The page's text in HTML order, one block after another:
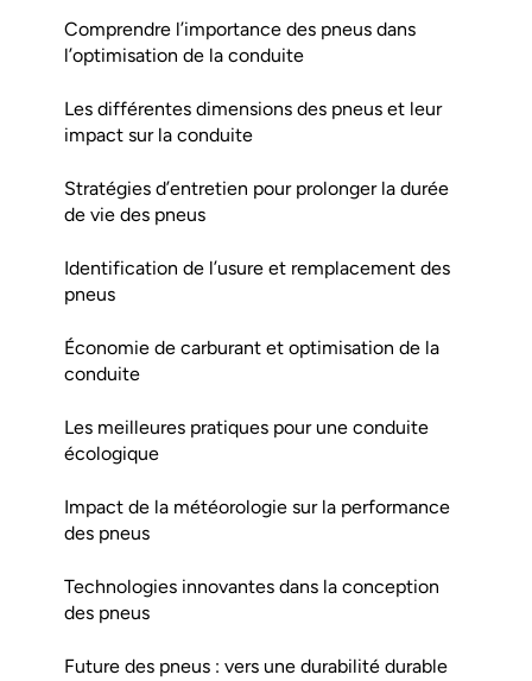
Comprendre l’importance des pneus dans
l’optimisation de la conduite
Les différentes dimensions des pneus et leur
impact sur la conduite
Stratégies d’entretien pour prolonger la durée
de vie des pneus
Identification de l’usure et remplacement des
pneus
Économie de carburant et optimisation de la
conduite
Les meilleures pratiques pour une conduite
écologique
Impact de la météorologie sur la performance
des pneus
Technologies innovantes dans la conception
des pneus
Future des pneus : vers une durabilité durable